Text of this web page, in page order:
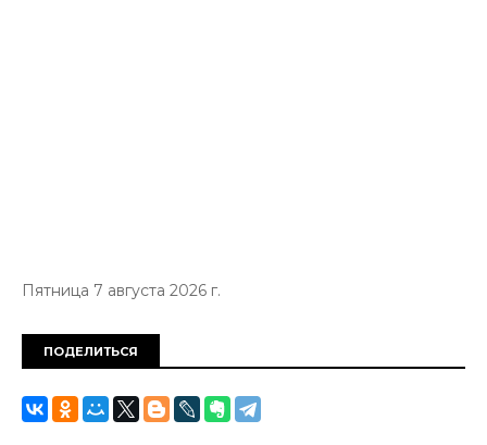
Пятница 7 августа 2026 г.
ПОДЕЛИТЬСЯ